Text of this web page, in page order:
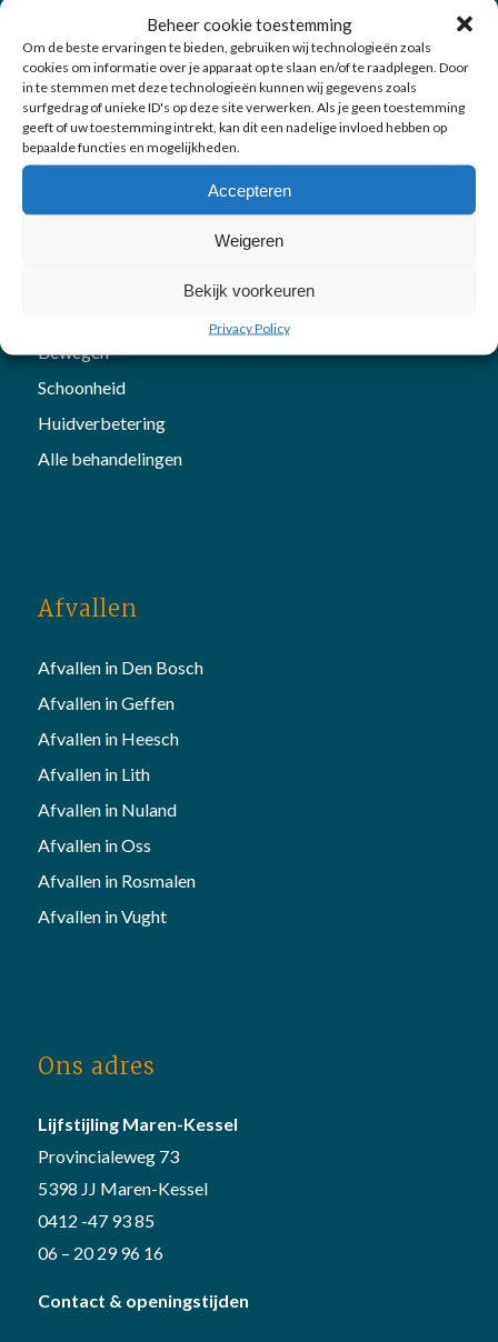
Beheer cookie toestemming
Om de beste ervaringen te bieden, gebruiken wij technologieën zoals
cookies om informatie over je apparaat op te slaan en/of te raadplegen. Door
in te stemmen met deze technologieën kunnen wij gegevens zoals
surfgedrag of unieke ID's op deze site verwerken. Als je geen toestemming
geeft of uw toestemming intrekt, kan dit een nadelige invloed hebben op
bepaalde functies en mogelijkheden.
Accepteren
Weigeren
Bekijk voorkeuren
Privacy Policy
om beter in hun vel te komen én te blijven. Plan
eenvitamine- en mineralencheckbij ons om te kijken
hoe je inbalansbent
Bewegen
Schoonheid
Huidverbetering
Alle behandelingen
Afvallen
Afvallen in Den Bosch
Afvallen in Geffen
Afvallen in Heesch
Afvallen in Lith
Afvallen in Nuland
Afvallen in Oss
Afvallen in Rosmalen
Afvallen in Vught
Ons adres
Lijfstijling Maren-Kessel
Provincialeweg 73
5398 JJ Maren-Kessel
0412 -47 93 85
06 – 20 29 96 16
Contact & openingstijden